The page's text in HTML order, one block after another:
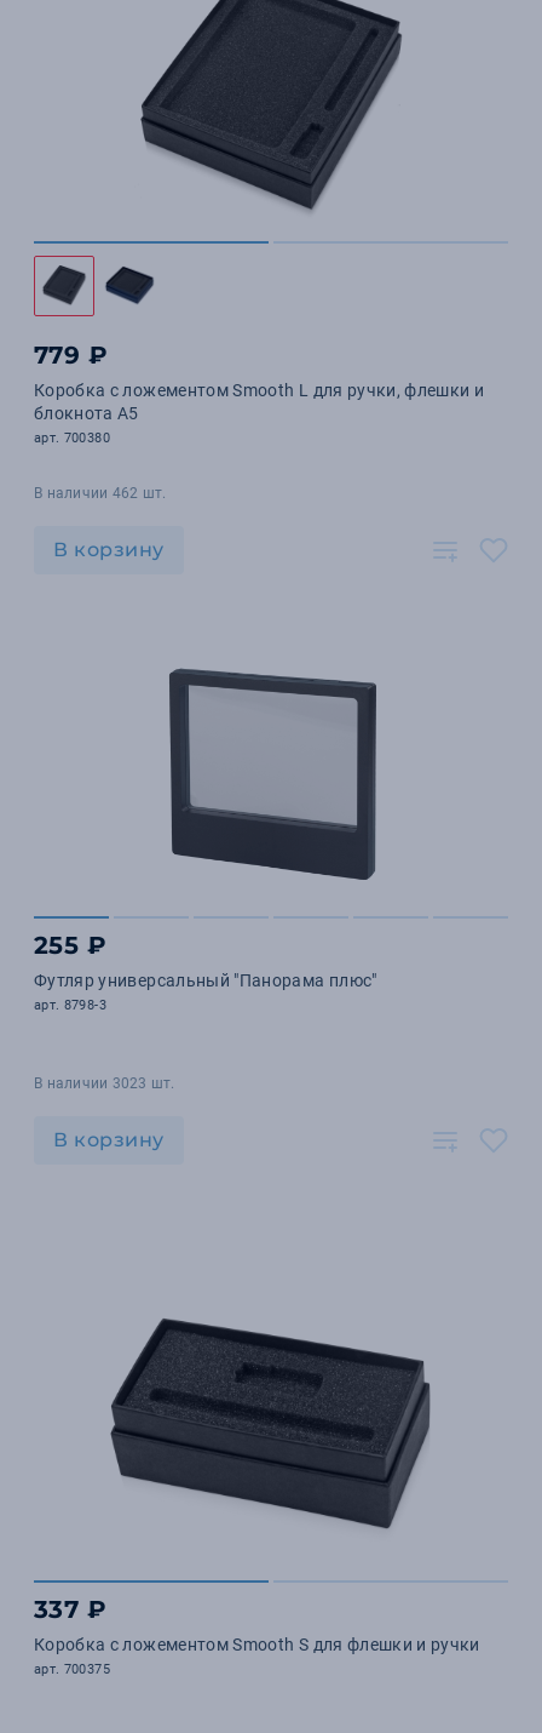
779 ₽
Коробка с ложементом Smooth L для ручки, флешки и
блокнота А5
арт. 700380
В наличии 462 шт.
В корзину
255 ₽
Футляр универсальный "Панорама плюс"
арт. 8798-3
В наличии 3023 шт.
В корзину
337 ₽
Коробка с ложементом Smooth S для флешки и ручки
арт. 700375